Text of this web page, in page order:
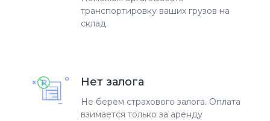
транспортировку ваших грузов на
склад.
Нет залога
Не берем страхового залога. Оплата
взимается только за аренду